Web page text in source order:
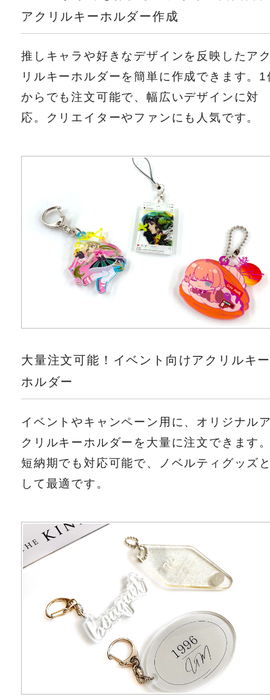
アクリルキーホルダー作成
推しキャラや好きなデザインを反映したア
リルキーホルダーを簡単に作成できます。1
からでも注文可能で、幅広いデザインに対
応。クリエイターやファンにも人気です。
大量注文可能！イベント向けアクリルキ
ホルダー
イベントやキャンペーン用に、オリジナル
クリルキーホルダーを大量に注文できます
短納期でも対応可能で、ノベルティグッズ
して最適です。